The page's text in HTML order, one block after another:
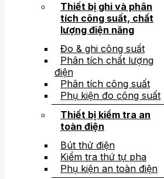
Thiết bị ghi và phân
tích công suất, chất
lượng điện năng
Đo & ghi công suất
Phân tích chất lượng
điện
Phân tích công suất
Phụ kiện đo công suất
Thiết bị kiểm tra an
toàn điện
Bút thử điện
Kiểm tra thứ tự pha
Phụ kiện an toàn điện